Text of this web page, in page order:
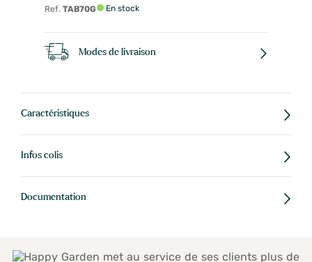
Ref. TAB70G En stock
Modes de livraison
Caractéristiques
Infos colis
Documentation